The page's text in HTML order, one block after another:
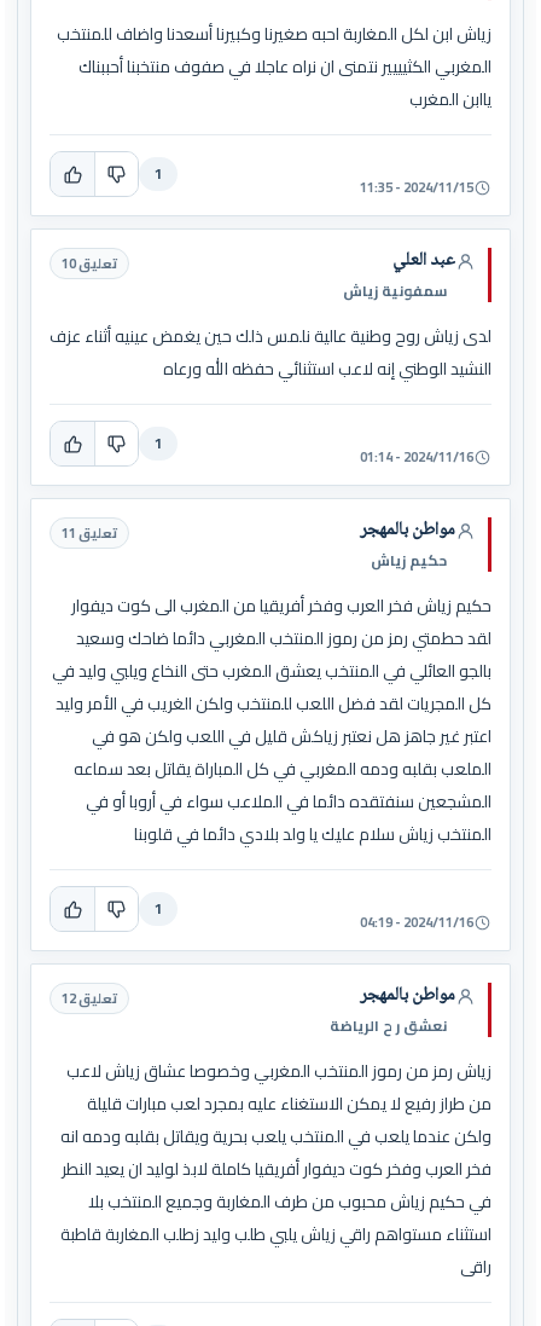
زياش ابن لكل المغاربة احبه صغيرنا وكبيرنا أسعدنا واضاف للمنتخب
المغربي الكثيييير نتمنى ان نراه عاجلا في صفوف منتخبنا أحببناك
ياابن المغرب
2024/11/15 - 11:35
1
عبد العلي
سمفونية زياش
تعليق 10
لدى زياش روح وطنية عالية نلمس ذلك حين يغمض عينيه أثناء عزف
النشيد الوطني إنه لاعب استثنائي حفظه الله ورعاه
2024/11/16 - 01:14
1
مواطن بالمهجر
حكيم زياش
تعليق 11
حكيم زياش فخر العرب وفخر أفريقيا من المغرب الى كوت ديفوار
لقد حطمتي رمز من رموز المنتخب المغربي دائما ضاحك وسعيد
بالجو العائلي في المنتخب يعشق المغرب حتى النخاع ويلبي وليد في
كل المجريات لقد فضل اللعب للمنتخب ولكن الغريب في الأمر وليد
اعتبر غير جاهز هل نعتبر زياكش قليل في اللعب ولكن هو في
الملعب بقلبه ودمه المغربي في كل المباراة يقاتل بعد سماعه
المشجعين سنفتقده دائما في الملاعب سواء في أروبا أو في
المنتخب زياش سلام عليك يا ولد بلادي دائما في قلوبنا
2024/11/16 - 04:19
1
مواطن بالمهجر
نعشق ر ح الرياضة
تعليق 12
زياش رمز من رموز المنتخب المغربي وخصوصا عشاق زياش لاعب
من طراز رفيع لا يمكن الاستغناء عليه بمجرد لعب مبارات قليلة
ولكن عندما يلعب في المنتخب يلعب بحرية ويقاتل بقلبه ودمه انه
فخر العرب وفخر كوت ديفوار أفريقيا كاملة لابذ لوليد ان يعيد النطر
في حكيم زياش محبوب من طرف المغاربة وجميع المنتخب بلا
استثناء مستواهم راقي زياش يلبي طلب وليد زطلب المغاربة قاطبة
راقى